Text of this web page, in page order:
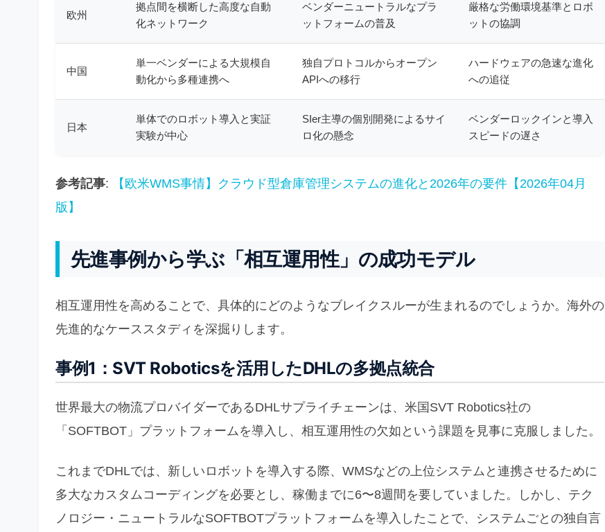
欧州
拠点間を横断した高度な自動
化ネットワーク
ベンダーニュートラルなプラ
ットフォームの普及
厳格な労働環境基準とロボ
ットの協調
中国
単一ベンダーによる大規模自
動化から多種連携へ
独自プロトコルからオープン
APIへの移行
ハードウェアの急速な進化
への追従
日本
単体でのロボット導入と実証
実験が中心
SIer主導の個別開発によるサイ
ロ化の懸念
ベンダーロックインと導入
スピードの遅さ
参考記事:
【欧米WMS事情】クラウド型倉庫管理システムの進化と2026年の要件【2026年04月
版】
先進事例から学ぶ「相互運用性」の成功モデル
相互運用性を高めることで、具体的にどのようなブレイクスルーが生まれるのでしょうか。海外の
先進的なケーススタディを深掘りします。
事例1：SVT Roboticsを活用したDHLの多拠点統合
世界最大の物流プロバイダーであるDHLサプライチェーンは、米国SVT Robotics社の
「SOFTBOT」プラットフォームを導入し、相互運用性の欠如という課題を見事に克服しました。
これまでDHLでは、新しいロボットを導入する際、WMSなどの上位システムと連携させるために
多大なカスタムコーディングを必要とし、稼働までに6〜8週間を要していました。しかし、テク
ノロジー・ニュートラルなSOFTBOTプラットフォームを導入したことで、システムごとの独自言